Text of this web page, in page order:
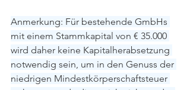
Anmerkung: Für bestehende GmbHs
mit einem Stammkapital von € 35.000
wird daher keine Kapitalherabsetzung
notwendig sein, um in den Genuss der
niedrigen Mindestkörperschaftsteuer